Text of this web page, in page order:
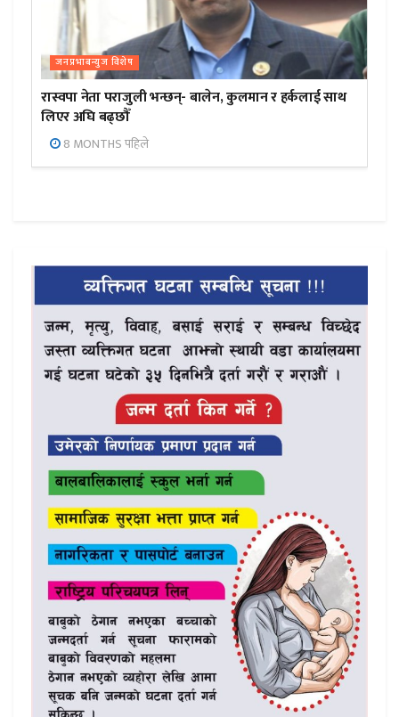
जनप्रभाबन्युज विशेष
रास्वपा नेता पराजुली भन्छन्- बालेन, कुलमान र हर्कलाई साथ
लिएर अघि बढ्छौँ
8 MONTHS पहिले